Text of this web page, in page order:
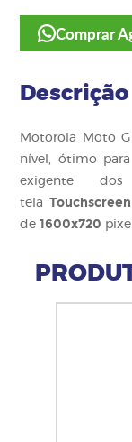
Comprar
Descrição
Motorola Moto
nível, ótimo
exigente
telaTouchscreen
de1600x720